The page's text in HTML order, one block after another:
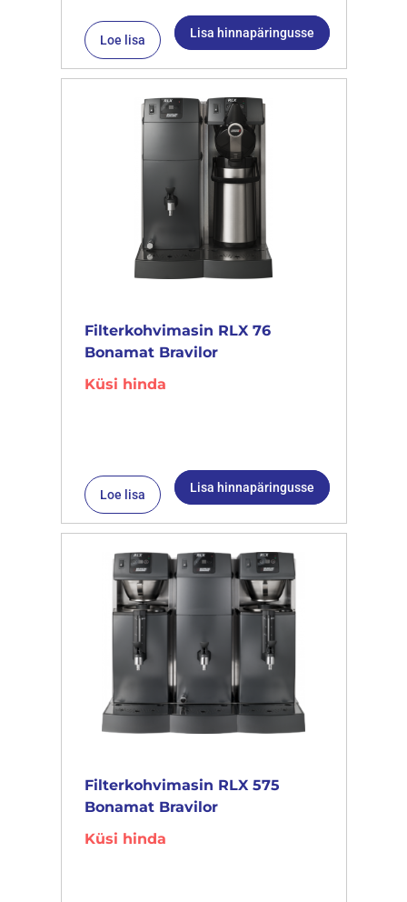
Loe lisa Lisa hinnapäringusse
Filterkohvimasin RLX 76
Bonamat Bravilor
Küsi hinda
Loe lisa Lisa hinnapäringusse
Filterkohvimasin RLX 575
Bonamat Bravilor
Küsi hinda